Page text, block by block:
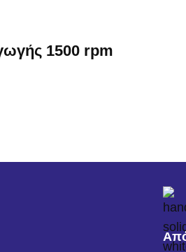
1500 rpm